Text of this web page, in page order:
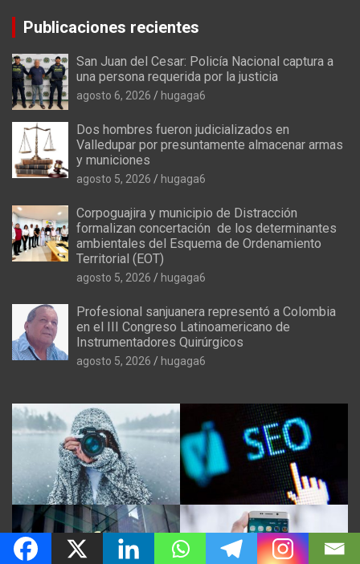
Publicaciones recientes
San Juan del Cesar: Policía Nacional captura a
una persona requerida por la justicia
agosto 6, 2026 hugaga6
Dos hombres fueron judicializados en
Valledupar por presuntamente almacenar armas
y municiones
agosto 5, 2026 hugaga6
Corpoguajira y municipio de Distracción
formalizan concertación de los determinantes
ambientales del Esquema de Ordenamiento
Territorial (EOT)
agosto 5, 2026 hugaga6
Profesional sanjuanera representó a Colombia
en el III Congreso Latinoamericano de
Instrumentadores Quirúrgicos
agosto 5, 2026 hugaga6